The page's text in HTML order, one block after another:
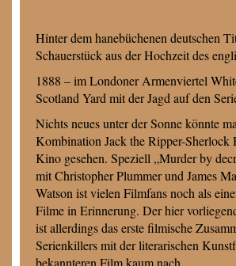
Hinter dem hanebüchenen deutschen
Schauerstück aus der Hochzeit des
1888 – im Londoner Armenviertel
Scotland Yard mit der Jagd auf den
Nichts neues unter der Sonne könnte
Kombination Jack the Ripper-Sherlock
Kino gesehen. Speziell „Murder by
mit Christopher Plummer und James
Watson ist vielen Filmfans noch als
Filme in Erinnerung. Der hier
ist allerdings das erste filmische
Serienkillers mit der literarischen
bekannteren Film kaum nach.